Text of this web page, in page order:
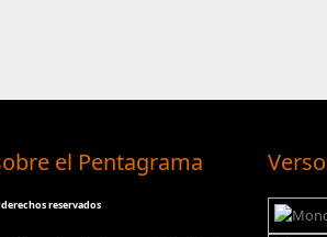
el Pentagrama
reservados